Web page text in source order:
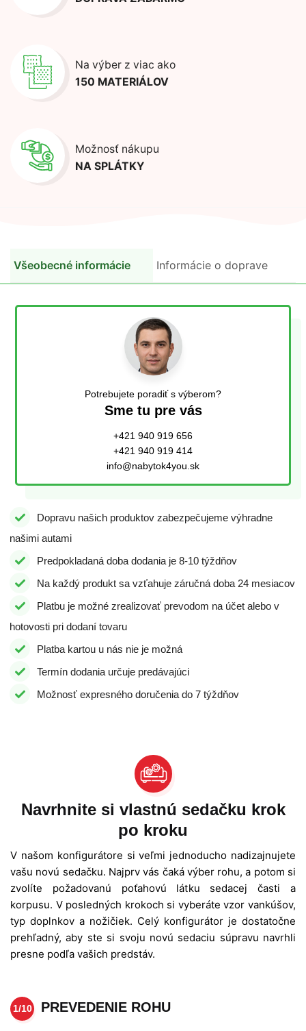
Na výber z viac ako
150 MATERIÁLOV
Možnosť nákupu
NA SPLÁTKY
Všeobecné informácie Informácie o doprave
Potrebujete poradiť s výberom?
Sme tu pre vás
+421 940 919 656
+421 940 919 414
info@nabytok4you.sk
Dopravu našich produktov zabezpečujeme výhradne
našimi autami
Predpokladaná doba dodania je 8-10 týždňov
Na každý produkt sa vzťahuje záručná doba 24 mesiacov
Platbu je možné zrealizovať prevodom na účet alebo v
hotovosti pri dodaní tovaru
Platba kartou u nás nie je možná
Termín dodania určuje predávajúci
Možnosť expresného doručenia do 7 týždňov
Navrhnite si vlastnú sedačku krok
po kroku
V našom konfigurátore si veľmi jednoducho nadizajnujete
vašu novú sedačku. Najprv vás čaká výber rohu, a potom si
zvolíte požadovanú poťahovú látku sedacej časti a
korpusu. V posledných krokoch si vyberáte vzor vankúšov,
typ doplnkov a nožičiek. Celý konfigurátor je dostatočne
prehľadný, aby ste si svoju novú sedaciu súpravu navrhli
presne podľa vašich predstáv.
1/10 PREVEDENIE ROHU